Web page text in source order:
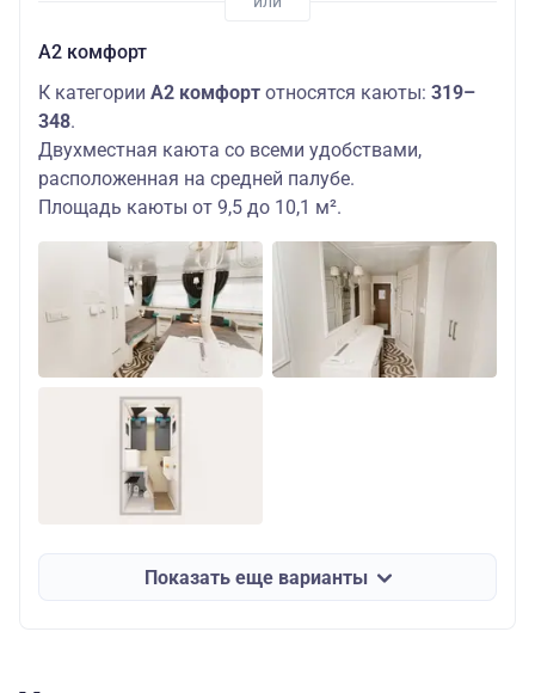
А2 комфорт
К категории А2 комфорт относятся каюты: 319–
348.
Двухместная каюта со всеми удобствами,
расположенная на средней палубе.
Площадь каюты от 9,5 до 10,1 м².
Показать еще варианты